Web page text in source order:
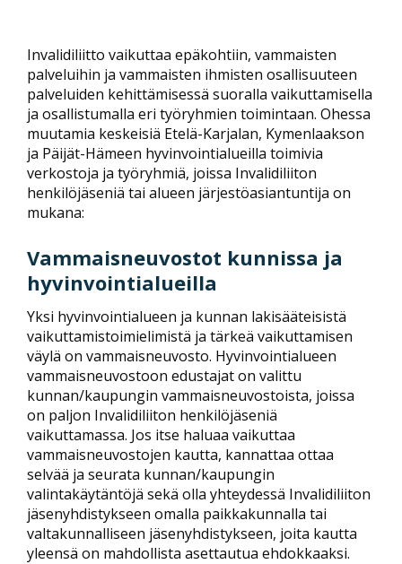
Invalidiliitto vaikuttaa epäkohtiin, vammaisten
palveluihin ja vammaisten ihmisten osallisuuteen
palveluiden kehittämisessä suoralla vaikuttamisella
ja osallistumalla eri työryhmien toimintaan. Ohessa
muutamia keskeisiä Etelä-Karjalan, Kymenlaakson
ja Päijät-Hämeen hyvinvointialueilla toimivia
verkostoja ja työryhmiä, joissa Invalidiliiton
henkilöjäseniä tai alueen järjestöasiantuntija on
mukana:
Vammaisneuvostot kunnissa ja
hyvinvointialueilla
Yksi hyvinvointialueen ja kunnan lakisääteisistä
vaikuttamistoimielimistä ja tärkeä vaikuttamisen
väylä on vammaisneuvosto. Hyvinvointialueen
vammaisneuvostoon edustajat on valittu
kunnan/kaupungin vammaisneuvostoista, joissa
on paljon Invalidiliiton henkilöjäseniä
vaikuttamassa. Jos itse haluaa vaikuttaa
vammaisneuvostojen kautta, kannattaa ottaa
selvää ja seurata kunnan/kaupungin
valintakäytäntöjä sekä olla yhteydessä Invalidiliiton
jäsenyhdistykseen omalla paikkakunnalla tai
valtakunnalliseen jäsenyhdistykseen, joita kautta
yleensä on mahdollista asettautua ehdokkaaksi.